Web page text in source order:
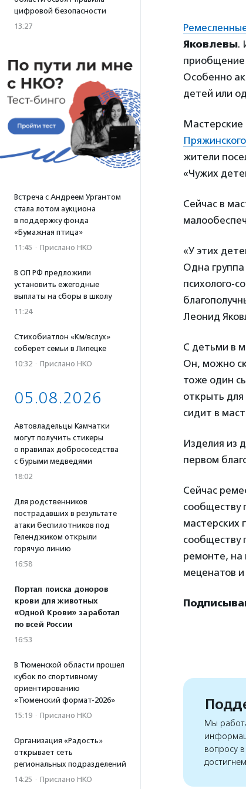
цифровой безопасности
13:27
Встреча с Андреем Ургантом
стала лотом аукциона
в поддержку фонда
«Бумажная птица»
11:45 · Прислано НКО
В ОП РФ предложили
установить ежегодные
выплаты на сборы в школу
11:24
Стихобиатлон «Км/вслух»
соберет семьи в Липецке
10:32 · Прислано НКО
05.08.2026
Автовладельцы Камчатки
могут получить стикеры
о правилах добрососедства
с бурыми медведями
18:02
Для родственников
пострадавших в результате
атаки беспилотников под
Геленджиком открыли
горячую линию
16:58
Портал поиска доноров
крови для животных
«Одной Крови» заработал
по всей России
16:53
В Тюменской области прошел
кубок по спортивному
ориентированию
«Тюменский формат-2026»
15:19 · Прислано НКО
Организация «Радость»
открывает сеть
региональных подразделений
14:25 · Прислано НКО
Яковлевы.
приобщение
Особенно
детей или
Мастерские
жители
«Чужих
Сейчас в
«У этих
Одна
психолого-
Леонид
С детьми в
Он, можно
тоже один
открыть
сидит в
Изделия из
первом
Сейчас
сообществу
мастерских
сообществу
ремонте, на
меценатов
Мы
вопросу
достигнем